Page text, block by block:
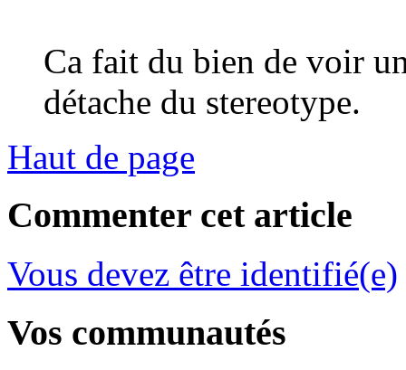
Ca fait du bien de voir
détache du stereotype.
Haut de page
Commenter cet article
Vous devez être identifié(e)
Vos communautés